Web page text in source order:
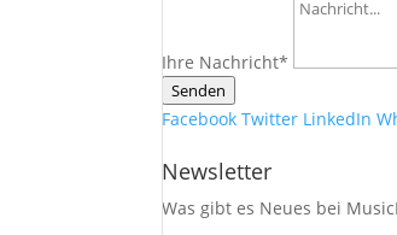
Ihre Nachricht*
Senden
Facebook Twitter LinkedIn
Newsletter
Was gibt es Neues bei